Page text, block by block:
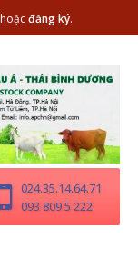
hoặcđăng ký.
024.35.14.64.71
093 809 5 222